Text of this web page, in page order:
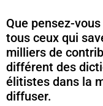
Que pensez-
tous ceux qui
milliers de
différent des
élitistes dans la
diffuser.